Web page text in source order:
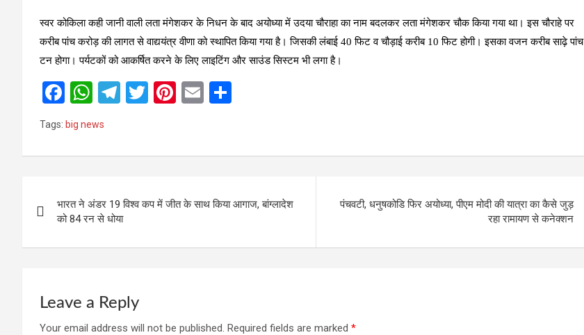
स्वर कोकिला कही जानी वाली लता मंगेशकर के निधन के बाद अयोध्या में उदया चौराहा का नाम बदलकर लता मंगेशकर चौक किया गया था। इस चौराहे पर
करीब पांच करोड़ की लागत से वाद्ययंत्र वीणा को स्थापित किया गया है। जिसकी लंबाई 40 फिट व चौड़ाई करीब 10 फिट होगी। इसका वजन करीब साढ़े पांच
टन होगा। पर्यटकों को आकर्षित करने के लिए लाइटिंग और साउंड सिस्टम भी लगा है।
F
a
ce
b
o
k
W
at
s
p
p
T
gr
m
T
er
Pi
es
E
e
Tags: big news
navigation
भारत ने अंडर 19 विश्व कप में जीत के साथ किया आगाज, बांग्लादेश
को 84 रन से धोया
पंचवटी, धनुषकोडि फिर अयोध्या, पीएम मोदी की यात्रा का कैसे जुड़
रहा रामायण से कनेक्शन
Leave a Reply
Your email address will not be published. Required fields are marked *